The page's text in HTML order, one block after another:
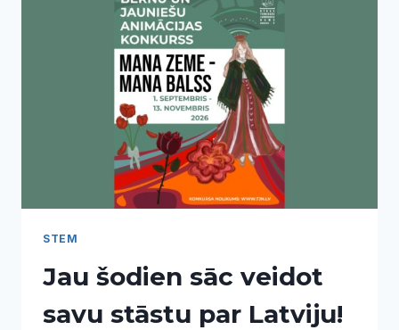
IZCĪNA
EIROPAS
ČEMPIONU
TITULU
–
LATVIJAS
NOZĪMĪGĀKO
PANĀKUMU
SPORTA
DEJĀS
STEM
Jau šodien sāc veidot
savu stāstu par Latviju!